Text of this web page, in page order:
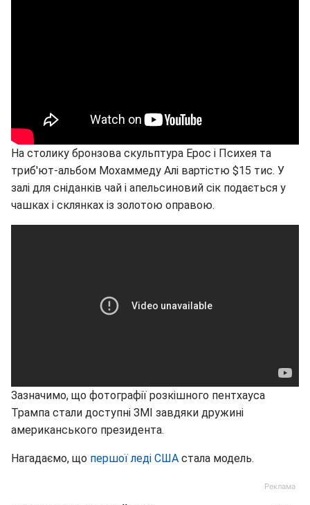
На столику бронзова скульптура Ерос і Психея та
триб'ют-альбом Мохаммеду Алі вартістю $15 тис. У
залі для сніданків чай і апельсиновий сік подається у
чашках і склянках із золотою оправою.
Зазначимо, що фотографії розкішного пентхауса
Трампа стали доступні ЗМІ завдяки дружині
американського президента.
Нагадаємо, що першої леді США стала модель.